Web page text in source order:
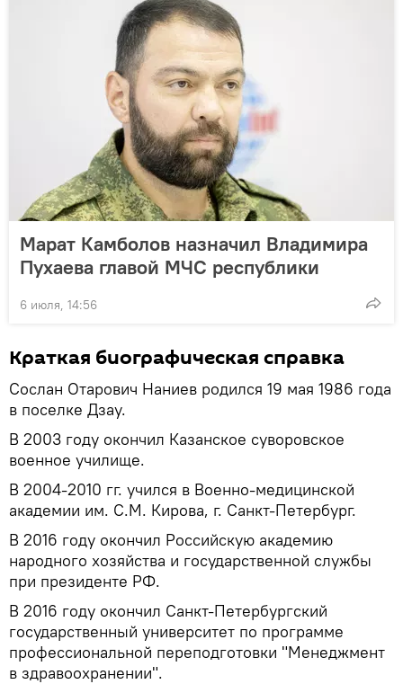
Марат Камболов назначил Владимира
Пухаева главой МЧС республики
6 июля, 14:56
Краткая биографическая справка
Сослан Отарович Наниев родился 19 мая 1986 года
в поселке Дзау.
В 2003 году окончил Казанское суворовское
военное училище.
В 2004-2010 гг. учился в Военно-медицинской
академии им. С.М. Кирова, г. Санкт-Петербург.
В 2016 году окончил Российскую академию
народного хозяйства и государственной службы
при президенте РФ.
В 2016 году окончил Санкт-Петербургский
государственный университет по программе
профессиональной переподготовки "Менеджмент
в здравоохранении".